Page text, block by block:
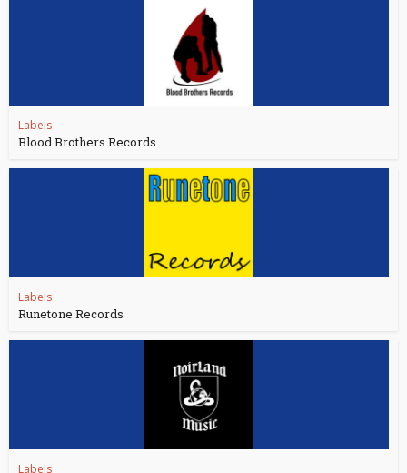
Labels
Blood Brothers Records
Labels
Runetone Records
Labels